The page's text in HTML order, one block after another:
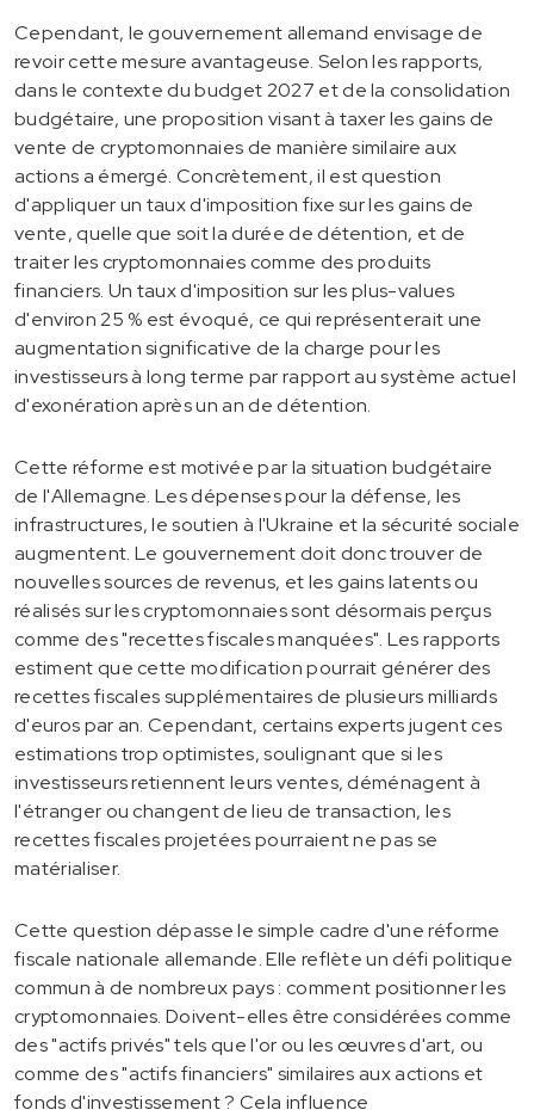
Cependant, le gouvernement allemand envisage de
revoir cette mesure avantageuse. Selon les rapports,
dans le contexte du budget 2027 et de la consolidation
budgétaire, une proposition visant à taxer les gains de
vente de cryptomonnaies de manière similaire aux
actions a émergé. Concrètement, il est question
d'appliquer un taux d'imposition fixe sur les gains de
vente, quelle que soit la durée de détention, et de
traiter les cryptomonnaies comme des produits
financiers. Un taux d'imposition sur les plus-values
d'environ 25 % est évoqué, ce qui représenterait une
augmentation significative de la charge pour les
investisseurs à long terme par rapport au système actuel
d'exonération après un an de détention.
Cette réforme est motivée par la situation budgétaire
de l'Allemagne. Les dépenses pour la défense, les
infrastructures, le soutien à l'Ukraine et la sécurité sociale
augmentent. Le gouvernement doit donc trouver de
nouvelles sources de revenus, et les gains latents ou
réalisés sur les cryptomonnaies sont désormais perçus
comme des "recettes fiscales manquées". Les rapports
estiment que cette modification pourrait générer des
recettes fiscales supplémentaires de plusieurs milliards
d'euros par an. Cependant, certains experts jugent ces
estimations trop optimistes, soulignant que si les
investisseurs retiennent leurs ventes, déménagent à
l'étranger ou changent de lieu de transaction, les
recettes fiscales projetées pourraient ne pas se
matérialiser.
Cette question dépasse le simple cadre d'une réforme
fiscale nationale allemande. Elle reflète un défi politique
commun à de nombreux pays : comment positionner les
cryptomonnaies. Doivent-elles être considérées comme
des "actifs privés" tels que l'or ou les œuvres d'art, ou
comme des "actifs financiers" similaires aux actions et
fonds d'investissement ? Cela influence